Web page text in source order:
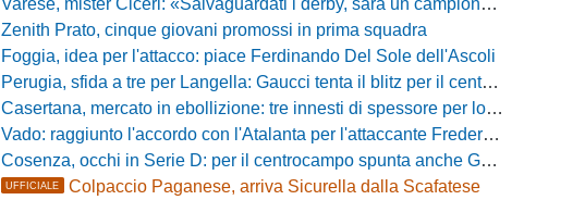
Varese, mister Ciceri: «Salvaguardati i derby, sarà un campionato avvincente»
Zenith Prato, cinque giovani promossi in prima squadra
Foggia, idea per l'attacco: piace Ferdinando Del Sole dell'Ascoli
Perugia, sfida a tre per Langella: Gaucci tenta il blitz per il centrocampista del Cosenza
Casertana, mercato in ebollizione: tre innesti di spessore per lo scacchiere di Vinicio Espinal
Vado: raggiunto l'accordo con l'Atalanta per l'attaccante Frederick Samuel Ndongue
Cosenza, occhi in Serie D: per il centrocampo spunta anche Gerardo Di Gilio
UFFICIALE Colpaccio Paganese, arriva Sicurella dalla Scafatese